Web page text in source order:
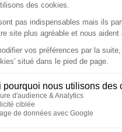
des aspects
avec une variété de jeux
accessible grâce à des
pour faciliter la
une continuité
des jeunes lecteurs
audio. Ce complément
immersif et efficace. "I
et enrichissante. C'est